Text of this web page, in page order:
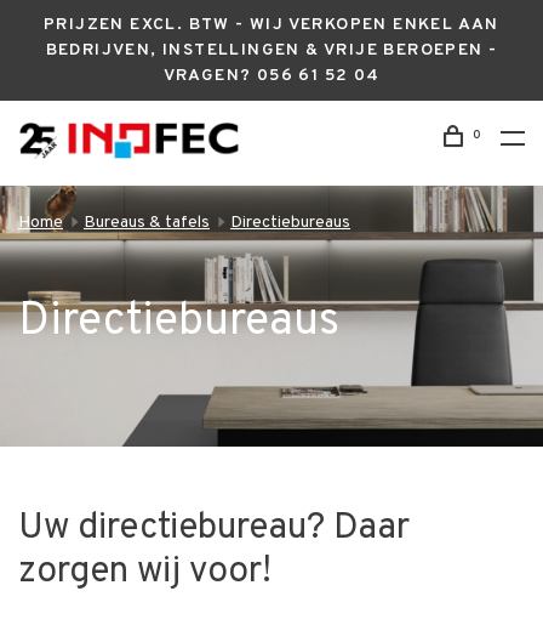
PRIJZEN EXCL. BTW - WIJ VERKOPEN ENKEL AAN
BEDRIJVEN, INSTELLINGEN & VRIJE BEROEPEN -
VRAGEN? 056 61 52 04
0
Home Bureaus & tafels Directiebureaus
Directiebureaus
Uw directiebureau? Daar
zorgen wij voor!